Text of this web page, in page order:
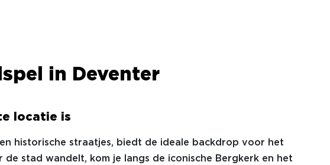
in Deventer
locatie is
historische straatjes, biedt de ideale backdrop voor het
de stad wandelt, kom je langs de iconische Bergkerk en het